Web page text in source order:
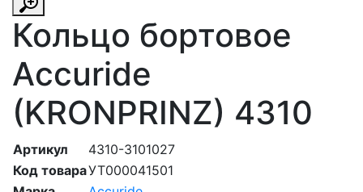
Кольцо бортовое
Accuride
(KRONPRINZ) 4310
Артикул
4310-3101027
Код товараУТ000041501